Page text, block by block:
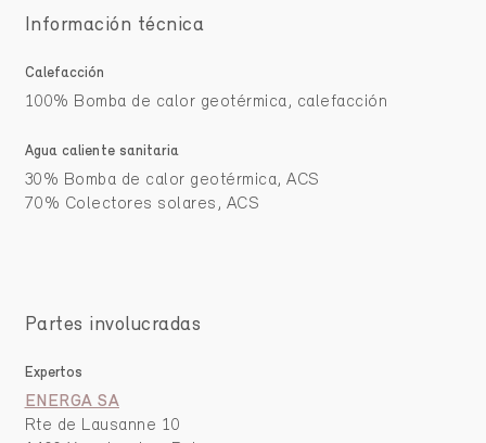
Información técnica
Calefacción
100% Bomba de calor geotérmica, calefacción
Agua caliente sanitaria
30% Bomba de calor geotérmica, ACS
70% Colectores solares, ACS
Partes involucradas
Expertos
ENERGA SA
Rte de Lausanne 10